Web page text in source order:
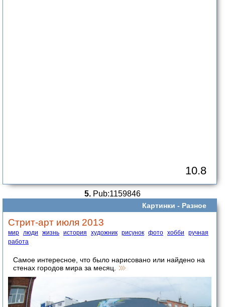
10.8
5. Pub:1159846
Картинки - Разное
Стрит-арт июля 2013
мир люди жизнь история художник рисунок фото хобби
ручная
работа
Самое интересное, что было нарисовано или найдено на
стенах городов мира за месяц.